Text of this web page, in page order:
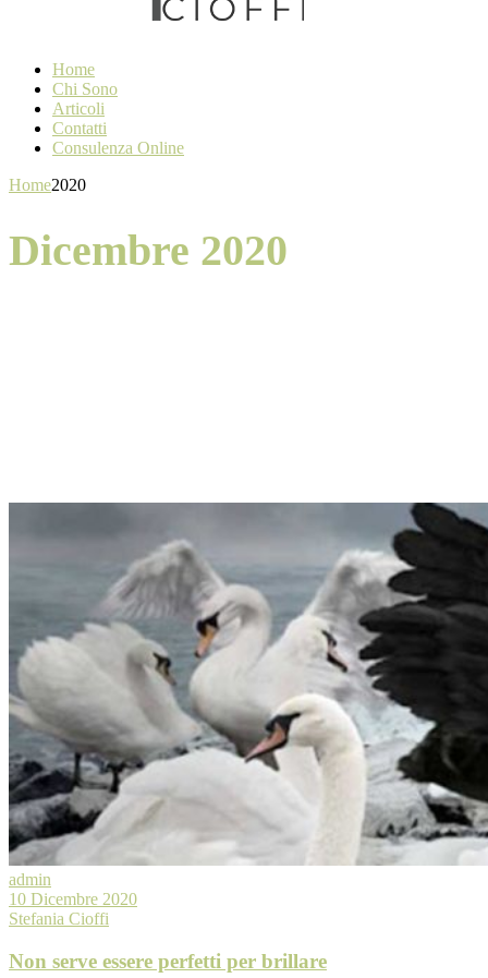
Home
Chi Sono
Articoli
Contatti
Consulenza Online
Home2020
Dicembre 2020
admin
10 Dicembre 2020
Stefania Cioffi
Non serve essere perfetti per brillare